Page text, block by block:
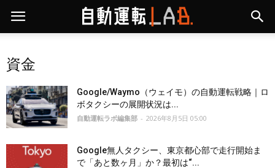
資金
Google/Waymo（ウェイモ）の自動運転戦略｜ロ
ボタクシーの展開状況は...
自動運転ラボ編集部 - 2026年8月5日 05:00
Google無人タクシー、東京都心部で走行開始ま
で「あと数ヶ月」か？最初は“...